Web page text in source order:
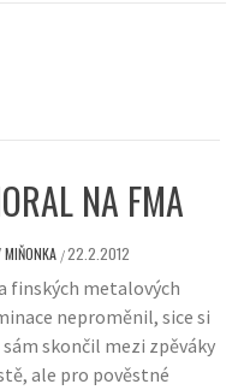
NA FMA
MIŇONKA /22.2.2012
finských metalových
neproměnil, sice si
skončil mezi zpěváky
ale pro pověstné